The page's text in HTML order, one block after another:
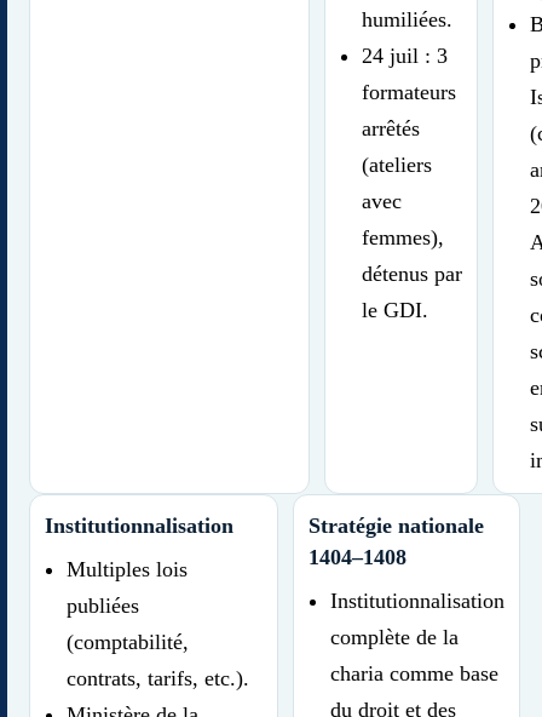
humiliées.
24 juil : 3
formateurs
arrêtés
(ateliers
avec
femmes),
détenus par
le GDI.
Institutionnalisation
Multiples lois
publiées
(comptabilité,
contrats, tarifs, etc.).
Stratégie nationale
1404–1408
Institutionnalisation
complète de la
charia comme base
du droit et des